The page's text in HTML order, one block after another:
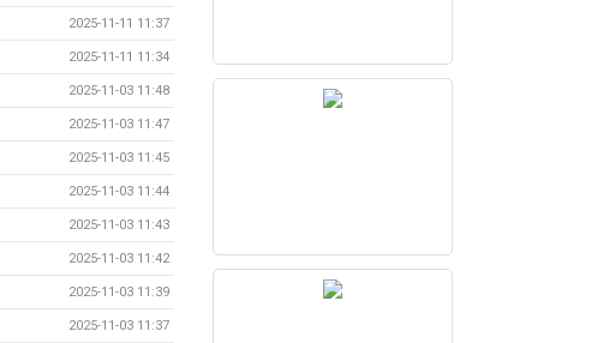
2025-11-11 11:37
2025-11-11 11:34
2025-11-03 11:48
2025-11-03 11:47
2025-11-03 11:45
2025-11-03 11:44
2025-11-03 11:43
2025-11-03 11:42
2025-11-03 11:39
2025-11-03 11:37